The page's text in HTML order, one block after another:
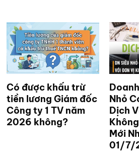
Có được khấu trừ
tiền lương Giám đốc
Công ty 1 TV năm
2026 không?
Nhỏ
Dịch
Mới
01/7/